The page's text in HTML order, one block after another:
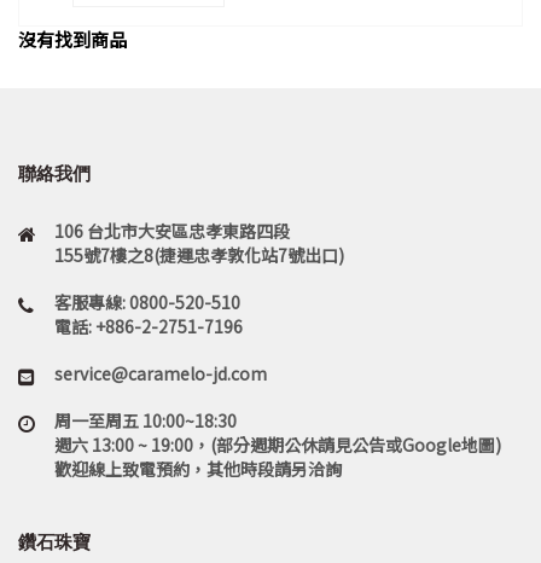
沒有找到商品
聯絡我們
106 台北市大安區忠孝東路四段
155號7樓之8(捷運忠孝敦化站7號出口)
客服專線: 0800-520-510
電話: +886-2-2751-7196
service@caramelo-jd.com
周一至周五 10:00~18:30
週六 13:00 ~ 19:00，(部分週期公休請見公告或Google地圖)
歡迎線上致電預約，其他時段請另洽詢
鑽石珠寶